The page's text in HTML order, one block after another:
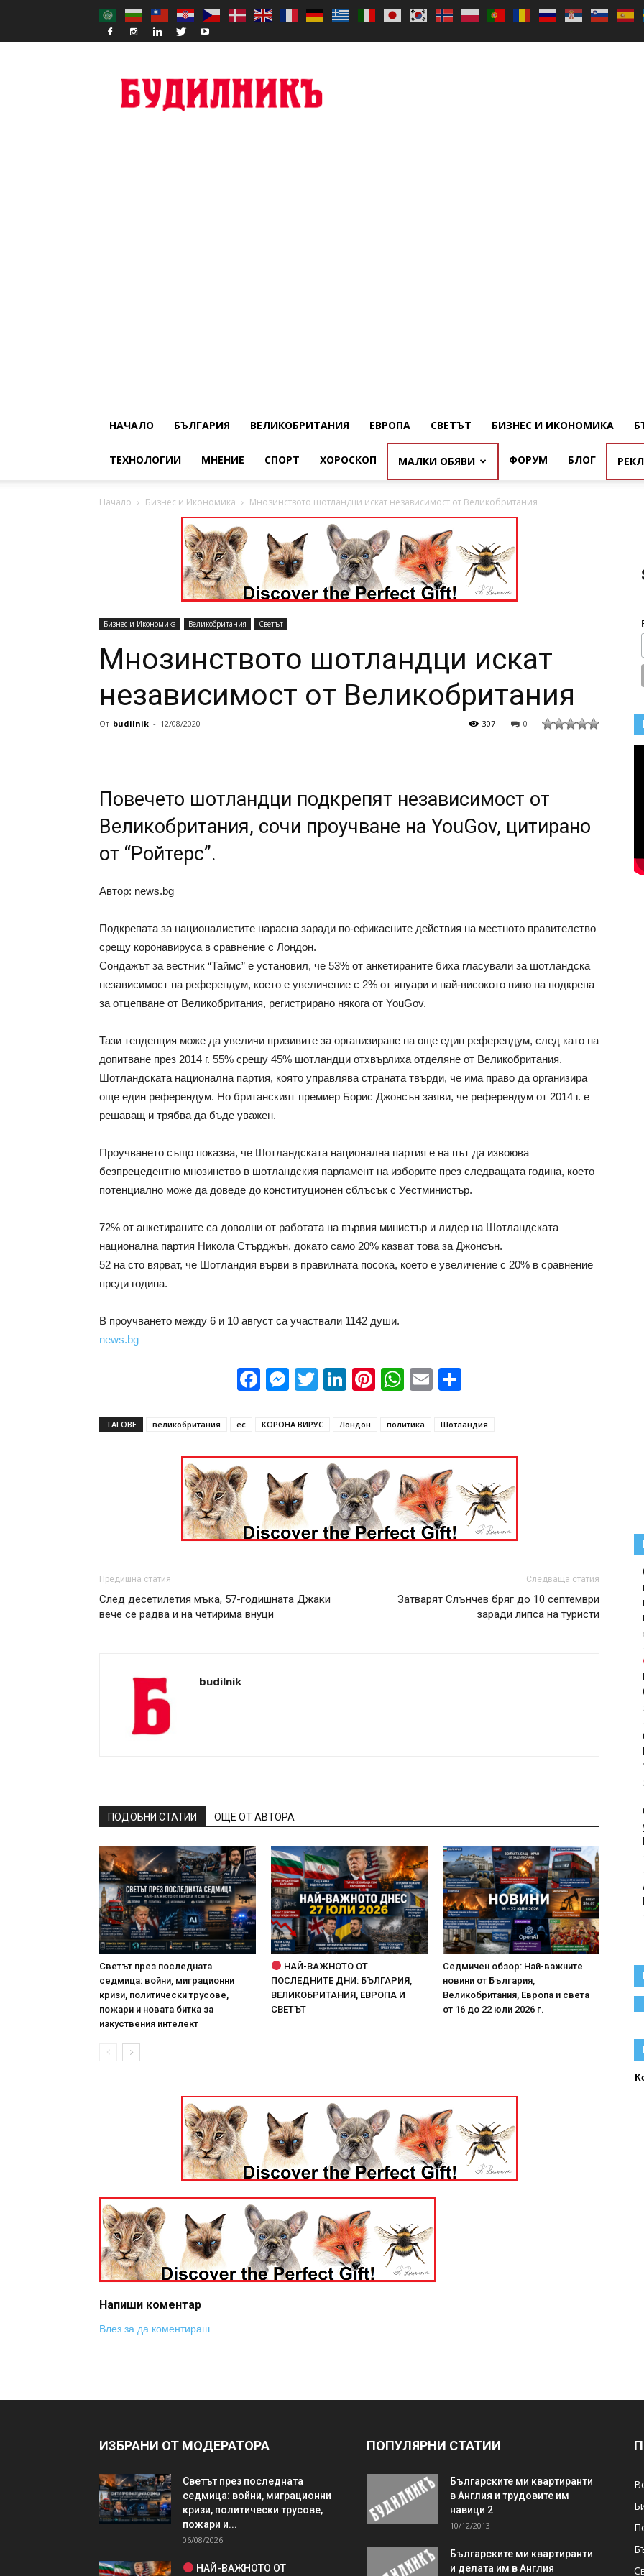
НАЧАЛО БЪЛГАРИЯ ВЕЛИКОБРИТАНИЯ ЕВРОПА СВЕТЪТ БИЗНЕС И ИКОНОМИКА
ТЕХНОЛОГИИ МНЕНИЕ СПОРТ ХОРОСКОП МАЛКИ ОБЯВИ ФОРУМ БЛОГ
Начало Бизнес и Икономика Мнозинството шотландци искат независимост от Великобритания
Бизнес и Икономика Великобритания Светът
Мнозинството шотландци искат
независимост от Великобритания
От budilnik - 12/08/2020 0
307
Повечето шотландци подкрепят независимост от
Великобритания, сочи проучване на YouGov, цитирано
от “Ройтерс”.
Автор: news.bg
Подкрепата за националистите нарасна заради по-ефикасните действия на местното правителство
срещу коронавируса в сравнение с Лондон.
Сондажът за вестник “Таймс” е установил, че 53% от анкетираните биха гласували за шотландска
независимост на референдум, което е увеличение с 2% от януари и най-високото ниво на подкрепа
за отцепване от Великобритания, регистрирано някога от YouGov.
Тази тенденция може да увеличи призивите за организиране на още един референдум, след като на
допитване през 2014 г. 55% срещу 45% шотландци отхвърлиха отделяне от Великобритания.
Шотландската национална партия, която управлява страната твърди, че има право да организира
още един референдум. Но британският премиер Борис Джонсън заяви, че референдум от 2014 г. е
решаващ и трябва да бъде уважен.
Проучването също показва, че Шотландската национална партия е на път да извоюва
безпрецедентно мнозинство в шотландския парламент на изборите през следващата година, което
потенциално може да доведе до конституционен сблъсък с Уестминистър.
72% от анкетираните са доволни от работата на първия министър и лидер на Шотландската
национална партия Никола Стърджън, докато само 20% казват това за Джонсън.
52 на сто вярват, че Шотландия върви в правилната посока, което е увеличение с 20% в сравнение
преди година.
В проучването между 6 и 10 август са участвали 1142 души.
news.bg
Facebook
Messenger
Twitter
LinkedIn
Pinterest
WhatsApp
Email
ТАГОВЕ великобритания ес КОРОНА ВИРУС Лондон политика Шотландия
Предишна статия
След десетилетия мъка, 57-годишната Джаки
вече се радва и на четирима внуци
Следваща статия
Затварят Слънчев бряг до 10 септември
заради липса на туристи
budilnik
ПОДОБНИ СТАТИИ ОЩЕ ОТ АВТОРА
Светът през последната
седмица: войни, миграционни
кризи, политически трусове,
пожари и новата битка за
изкуствения интелект
НАЙ-ВАЖНОТО ОТ
ПОСЛЕДНИТЕ ДНИ: БЪЛГАРИЯ,
ВЕЛИКОБРИТАНИЯ, ЕВРОПА И
СВЕТЪТ
Седмичен обзор: Най-важните
новини от България,
Великобритания, Европа и света
от 16 до 22 юли 2026 г.
Напиши коментар
Влез за да коментираш
ИЗБРАНИ ОТ МОДЕРАТОРА
Светът през последната
седмица: войни, миграционни
кризи, политически трусове,
пожари и...
06/08/2026
НАЙ-ВАЖНОТО ОТ
ПОПУЛЯРНИ СТАТИИ
Българските ми квартиранти
в Англия и трудовите им
навици 2
10/12/2013
Българските ми квартиранти
и делата им в Англия